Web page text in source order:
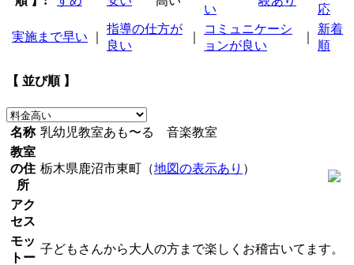
い
応
実施まで早い
指導の仕方が
良い
コミュニケーシ
ョンが良い
新着
順
【 並び順 】
名称 乳幼児教室あも〜る 音楽教室
教室
の住
所
栃木県鹿沼市東町（地図の表示あり ）
アク
セス
モッ
トー
子どもさんから大人の方まで楽しくお稽古いてます。